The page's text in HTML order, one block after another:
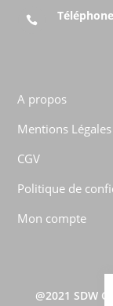

A propos
Mentions Légales
CGV
Politique de
Mon compte
@2021 SDW